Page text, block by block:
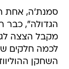
סמנת'ה, אחת
הגדולה", כבר
מקבל הצצה
לכמה חלקים
השחקן